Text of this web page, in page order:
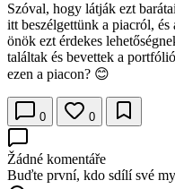
Szóval, hogy látják ezt
itt beszélgettünk a piacról,
önök ezt érdekes
találtak és bevettek a
ezen a piacon? 😊
0 0
Žádné komentáře
Buďte první, kdo sdílí své